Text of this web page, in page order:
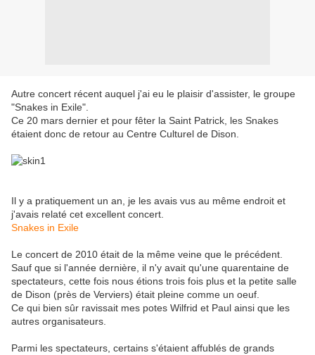
Autre concert récent auquel j'ai eu le plaisir d'assister, le groupe
"Snakes in Exile".
Ce 20 mars dernier et pour fêter la Saint Patrick, les Snakes
étaient donc de retour au Centre Culturel de Dison.
Il y a pratiquement un an, je les avais vus au même endroit et
j'avais relaté cet excellent concert.
Snakes in Exile
Le concert de 2010 était de la même veine que le précédent.
Sauf que si l'année dernière, il n'y avait qu'une quarentaine de
spectateurs, cette fois nous étions trois fois plus et la petite salle
de Dison (près de Verviers) était pleine comme un oeuf.
Ce qui bien sûr ravissait mes potes Wilfrid et Paul ainsi que les
autres organisateurs.
Parmi les spectateurs, certains s'étaient affublés de grands